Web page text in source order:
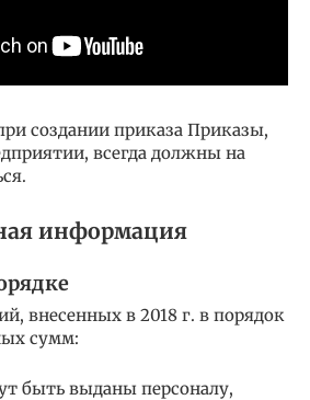
создании приказа Приказы,
всегда должны на
информация
внесенных в 2018 г. в порядок
сумм:
быть выданы персоналу,